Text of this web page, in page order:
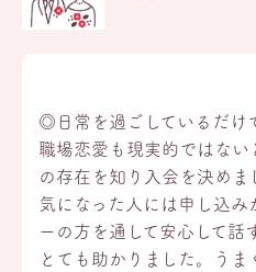
◎日常を過ごしているだけ
職場恋愛も現実的ではな
の存在を知り入会を決めま
気になった人には申し込み
ーの方を通して安心して話
とても助かりました。うま